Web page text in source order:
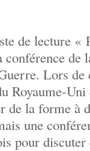
de lecture
de
Lors de
Royaume-
de la forme à
une
pour